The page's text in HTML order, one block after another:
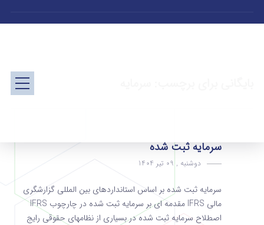
سرمایه ثبت شده
دوشنبه , 09 تیر 1404
سرمایه ثبت شده بر اساس استانداردهای بین المللی گزارشگری
مالی IFRS مقدمه‌ ای بر سرمایه ثبت شده در چارچوب IFRS
اصطلاح سرمایه ثبت شده در بسیاری از نظامهای حقوقی رایج